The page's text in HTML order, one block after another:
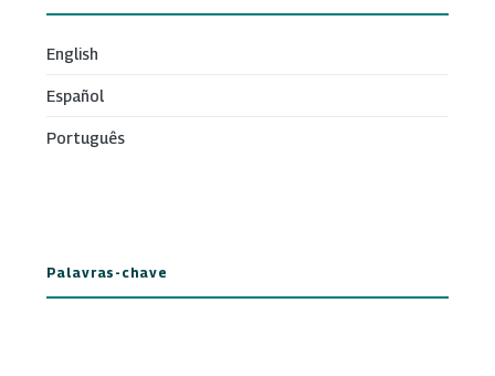
English
Español
Português
Palavras-chave